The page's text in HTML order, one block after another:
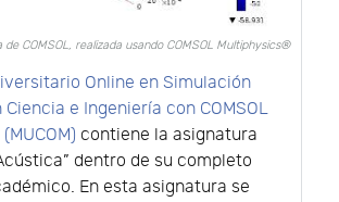
COMSOL, realizada usando COMSOL Multiphysics®
Online en Simulación
e Ingeniería con COMSOL
contiene la asignatura
dentro de su completo
En esta asignatura se